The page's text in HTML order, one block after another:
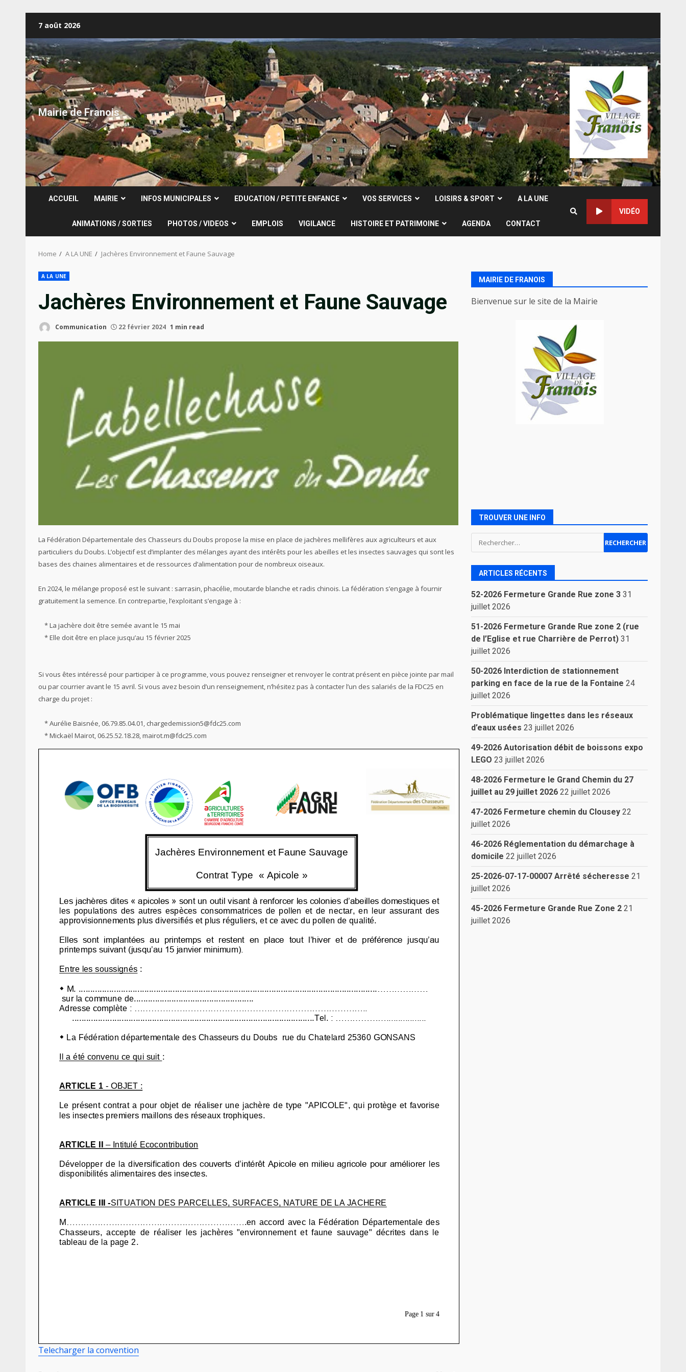
content
7 août 2026
Mairie de Franois
ACCUEIL MAIRIE INFOS MUNICIPALES EDUCATION / PETITE ENFANCE VOS SERVICES LOISIRS & SPORT A LA UNE
ANIMATIONS / SORTIES PHOTOS / VIDEOS EMPLOIS VIGILANCE HISTOIRE ET PATRIMOINE AGENDA CONTACT
VIDÉO
Home A LA UNE Jachères Environnement et Faune Sauvage
A LA UNE
Jachères Environnement et Faune Sauvage
Communication 22 février 2024 1 min read
La Fédération Départementale des Chasseurs du Doubs propose la mise en place de jachères mellifères aux agriculteurs et aux
particuliers du Doubs. L’objectif est d’implanter des mélanges ayant des intérêts pour les abeilles et les insectes sauvages qui sont les
bases des chaines alimentaires et de ressources d’alimentation pour de nombreux oiseaux.
En 2024, le mélange proposé est le suivant : sarrasin, phacélie, moutarde blanche et radis chinois. La fédération s’engage à fournir
gratuitement la semence. En contrepartie, l’exploitant s’engage à :
* La jachère doit être semée avant le 15 mai
* Elle doit être en place jusqu’au 15 février 2025
Si vous êtes intéressé pour participer à ce programme, vous pouvez renseigner et renvoyer le contrat présent en pièce jointe par mail
ou par courrier avant le 15 avril. Si vous avez besoin d’un renseignement, n’hésitez pas à contacter l’un des salariés de la FDC25 en
charge du projet :
* Aurélie Baisnée, 06.79.85.04.01, chargedemission5@fdc25.com
* Mickaël Mairot, 06.25.52.18.28, mairot.m@fdc25.com
Telecharger la convention
MAIRIE DE FRANOIS
Bienvenue sur le site de la Mairie
TROUVER UNE INFO
Rechercher :
ARTICLES RÉCENTS
52-2026 Fermeture Grande Rue zone 3 31
juillet 2026
51-2026 Fermeture Grande Rue zone 2 (rue
de l’Eglise et rue Charrière de Perrot) 31
juillet 2026
50-2026 Interdiction de stationnement
parking en face de la rue de la Fontaine 24
juillet 2026
Problématique lingettes dans les réseaux
d’eaux usées 23 juillet 2026
49-2026 Autorisation débit de boissons expo
LEGO 23 juillet 2026
48-2026 Fermeture le Grand Chemin du 27
juillet au 29 juillet 2026 22 juillet 2026
47-2026 Fermeture chemin du Clousey 22
juillet 2026
46-2026 Réglementation du démarchage à
domicile 22 juillet 2026
25-2026-07-17-00007 Arrêté sécheresse 21
juillet 2026
45-2026 Fermeture Grande Rue Zone 2 21
juillet 2026